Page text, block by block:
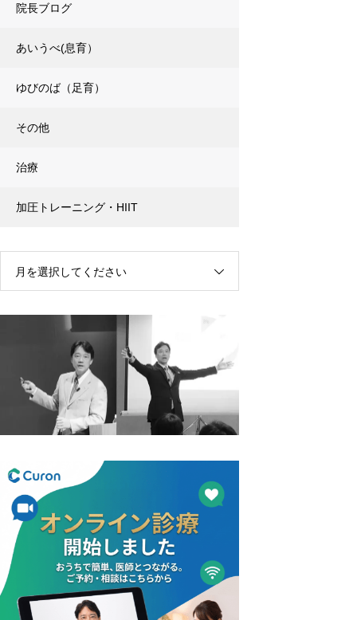
院長ブログ
あいうべ(息育）
ゆびのば（足育）
その他
治療
加圧トレーニング・HIIT
月を選択してください